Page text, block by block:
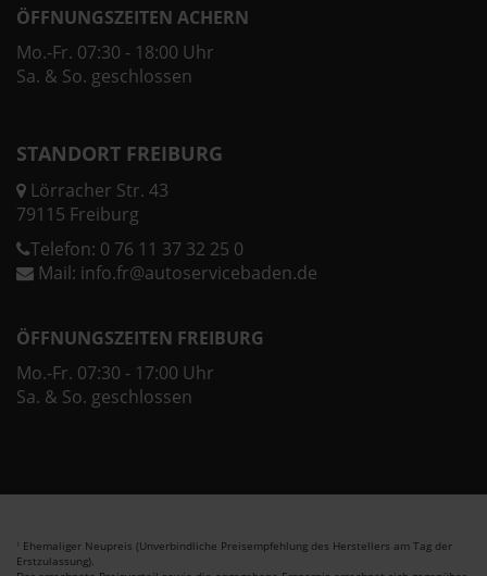
ÖFFNUNGSZEITEN ACHERN
Mo.-Fr. 07:30 - 18:00 Uhr
Sa. & So. geschlossen
STANDORT FREIBURG
Lörracher Str. 43
79115 Freiburg
Telefon: 0 76 11 37 32 25 0
Mail: info.fr@autoservicebaden.de
ÖFFNUNGSZEITEN FREIBURG
Mo.-Fr. 07:30 - 17:00 Uhr
Sa. & So. geschlossen
1 Ehemaliger Neupreis (Unverbindliche Preisempfehlung des Herstellers am Tag der
Erstzulassung).